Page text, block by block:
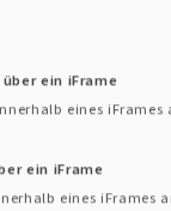
ein iFrame
eines iFrames
ein iFrame
eines iFrames